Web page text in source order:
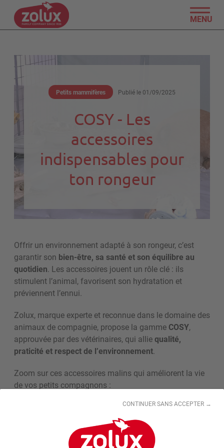
CONTINUER SANS ACCEPTER →
MENU
Petits mammifères Publié le 01/09/2025
COSY - Les
accessoires
indispensables pour
ton rongeur
Offrir un environnement adapté à son rongeur, c’est
garantir son bien-être, sa santé et son équilibre au
quotidien. Les accessoires jouent un rôle clé : ils
stimulent l’animal, favorisent son hydratation et
préviennent l’ennui.
Zolux, marque experte et reconnue dans le domaine des
animaux de compagnie, propose la gamme COSY,
approuvée par des vétérinaires, qui alliequalité,
praticité et respect de l’environnement.
Zoom sur ces accessoires malins qui améliorent la vie
de vos petits compagnons :
Jeu d'éveil balle à fouille
Les jouets à friandises en bois